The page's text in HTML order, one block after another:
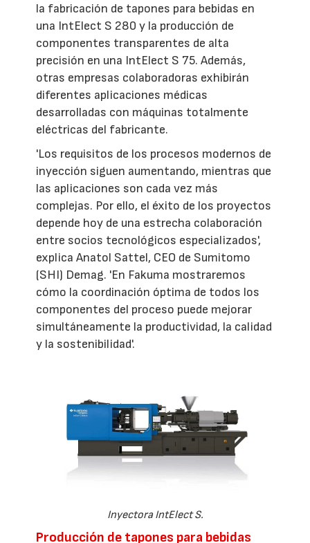
la fabricación de tapones para bebidas en
una IntElect S 280 y la producción de
componentes transparentes de alta
precisión en una IntElect S 75. Además,
otras empresas colaboradoras exhibirán
diferentes aplicaciones médicas
desarrolladas con máquinas totalmente
eléctricas del fabricante.
'Los requisitos de los procesos modernos de
inyección siguen aumentando, mientras que
las aplicaciones son cada vez más
complejas. Por ello, el éxito de los proyectos
depende hoy de una estrecha colaboración
entre socios tecnológicos especializados',
explica Anatol Sattel, CEO de Sumitomo
(SHI) Demag. 'En Fakuma mostraremos
cómo la coordinación óptima de todos los
componentes del proceso puede mejorar
simultáneamente la productividad, la calidad
y la sostenibilidad'.
Inyectora IntElect S.
Producción de tapones para bebidas